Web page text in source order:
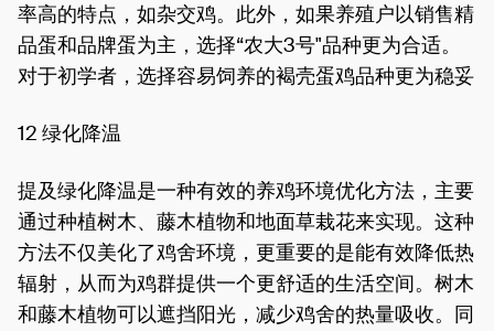
率高的特点，如杂交鸡。此外，如果养殖户以销售精
品蛋和品牌蛋为主，选择“农大3号"品种更为合适。
对于初学者，选择容易饲养的褐壳蛋鸡品种更为稳妥
12 绿化降温
提及绿化降温是一种有效的养鸡环境优化方法，主要
通过种植树木、藤木植物和地面草栽花来实现。这种
方法不仅美化了鸡舍环境，更重要的是能有效降低热
辐射，从而为鸡群提供一个更舒适的生活空间。树木
和藤木植物可以遮挡阳光，减少鸡舍的热量吸收。同